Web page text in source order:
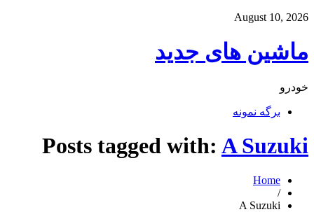
August 10, 2026
ماشین های جدید
خودرو
برگه نمونه
Posts tagged with: A Suzuki
Home
/
A Suzuki